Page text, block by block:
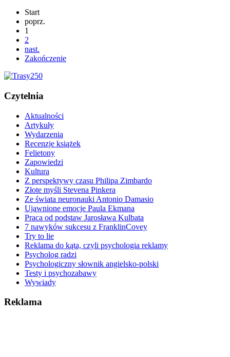
Start
poprz.
1
2
nast.
Zakończenie
Czytelnia
Aktualności
Artykuły
Wydarzenia
Recenzje książek
Felietony
Zapowiedzi
Kultura
Z perspektywy czasu Philipa Zimbardo
Złote myśli Stevena Pinkera
Ze świata neuronauki Antonio Damasio
Ujawnione emocje Paula Ekmana
Praca od podstaw Jarosława Kulbata
7 nawyków sukcesu z FranklinCovey
Try to lie
Reklama do kąta, czyli psychologia reklamy
Psycholog radzi
Psychologiczny słownik angielsko-polski
Testy i psychozabawy
Wywiady
Reklama